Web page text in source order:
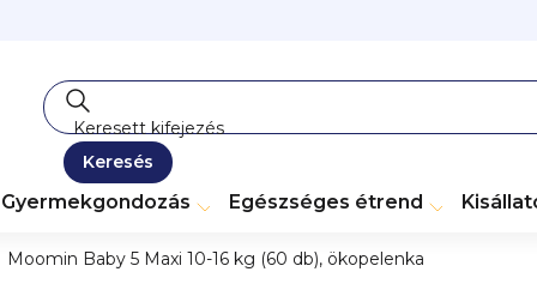
Keresés
Gyermekgondozás Egészséges étrend
Moomin Baby 5 Maxi 10-16 kg (60 db), ökopelenka